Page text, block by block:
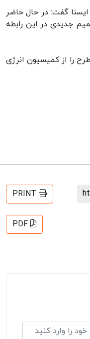
گفت: در حال حاضر
در این رابطه
را از کمیسیون انرژی
PRINT
PDF